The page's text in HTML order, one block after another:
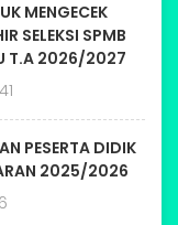
MENGECEK
SELEKSI SPMB
T.A 2026/2027
PESERTA DIDIK
2025/2026